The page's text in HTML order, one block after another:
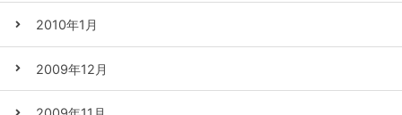
2010年1月
2009年12月